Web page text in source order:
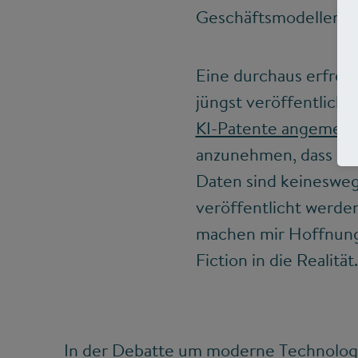
Geschäftsmodellen
Eine durchaus
jüngst veröffentlicht:
KI-Patente
anzunehmen, dass
Daten sind
veröffentlicht
machen mir
Fiction in die
In der Debatte um moderne